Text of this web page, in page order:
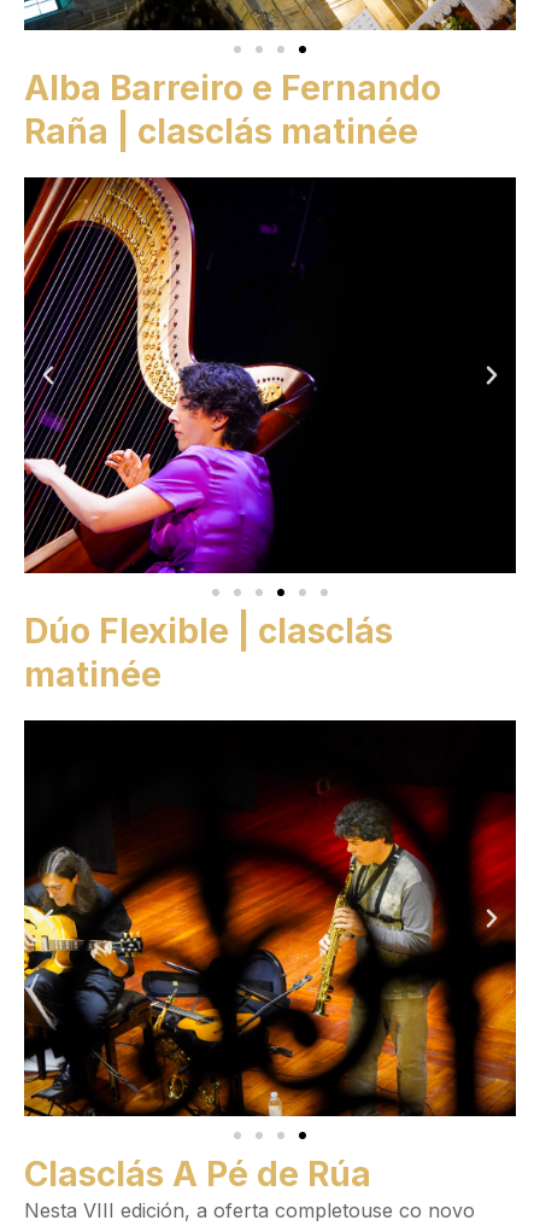
Alba Barreiro e Fernando
Raña | clasclás matinée
Dúo Flexible | clasclás
matinée
Clasclás A Pé de Rúa
Nesta VIII edición, a oferta completouse co novo